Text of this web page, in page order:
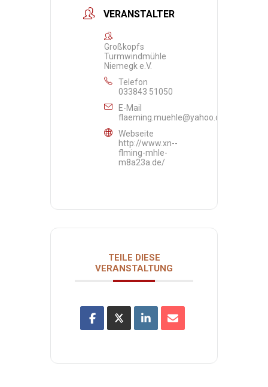
VERANSTALTER
Großkopfs
Turmwindmühle
Niemegk e.V.
Telefon
033843 51050
E-Mail
flaeming.muehle@yahoo.de
Webseite
http://www.xn--
flming-mhle-
m8a23a.de/
TEILE DIESE
VERANSTALTUNG